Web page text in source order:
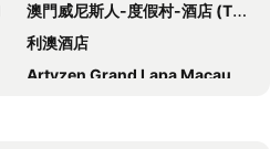
澳門威尼斯人-度假村-酒店 (The Venetian Macao Resort Hotel)
利澳酒店
Artyzen Grand Lapa Macau